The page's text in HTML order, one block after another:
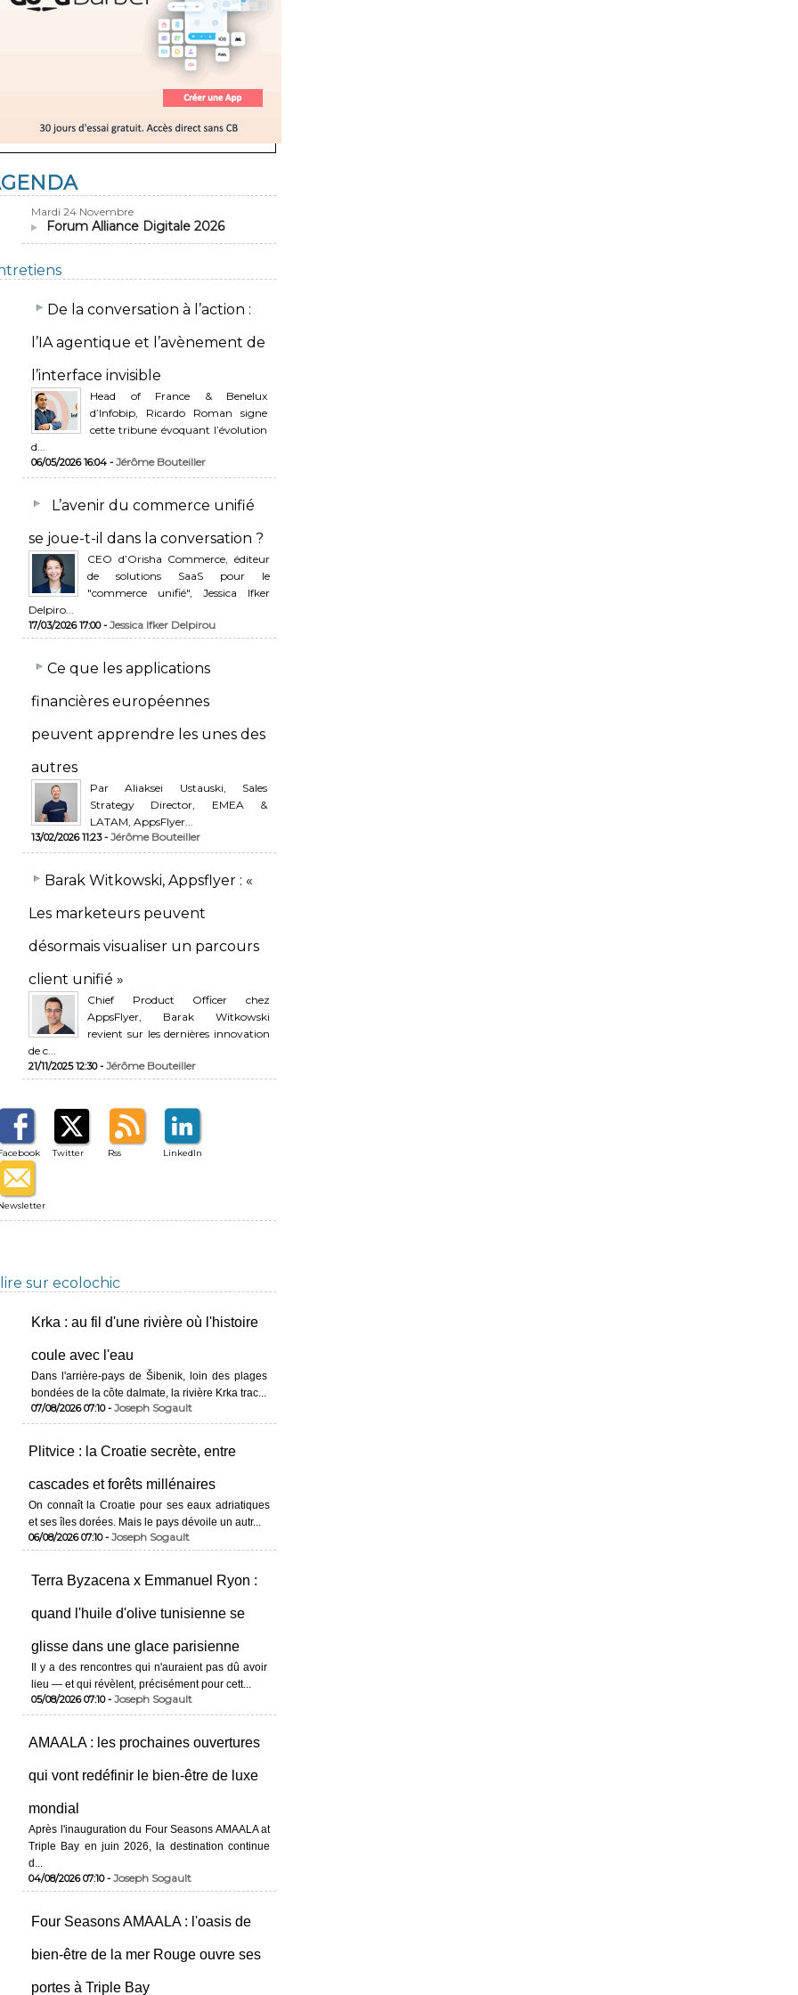
Mardi 24 Novembre
Forum Alliance Digitale 2026
​De la conversation à l’action :
l’IA agentique et l’avènement de
l’interface invisible
Head of France & Benelux
d’Infobip, Ricardo Roman signe
cette tribune évoquant l’évolution
d...
06/05/2026 16:04 - Jérôme Bouteiller
L’avenir du commerce unifié
se joue-t-il dans la conversation ?
CEO d’Orisha Commerce, éditeur
de solutions SaaS pour le
"commerce unifié", Jessica Ifker
Delpiro...
17/03/2026 17:00 - Jessica Ifker Delpirou
​Ce que les applications
financières européennes
peuvent apprendre les unes des
autres
Par Aliaksei Ustauski, Sales
Strategy Director, EMEA &
LATAM, AppsFlyer...
13/02/2026 11:23 - Jérôme Bouteiller
​Barak Witkowski, Appsflyer : «
Les marketeurs peuvent
désormais visualiser un parcours
client unifié »
Chief Product Officer chez
AppsFlyer, ​Barak Witkowski
revient sur les dernières innovation
de c...
21/11/2025 12:30 - Jérôme Bouteiller
Twitter Rss LinkedIn
sur ecolochic
Krka : au fil d'une rivière où l'histoire
coule avec l'eau
Dans l'arrière-pays de Šibenik, loin des plages
bondées de la côte dalmate, la rivière Krka trac...
07/08/2026 07:10 - Joseph Sogault
Plitvice : la Croatie secrète, entre
cascades et forêts millénaires
On connaît la Croatie pour ses eaux adriatiques
et ses îles dorées. Mais le pays dévoile un autr...
06/08/2026 07:10 - Joseph Sogault
Terra Byzacena x Emmanuel Ryon :
quand l'huile d'olive tunisienne se
glisse dans une glace parisienne
Il y a des rencontres qui n'auraient pas dû avoir
lieu — et qui révèlent, précisément pour cett...
05/08/2026 07:10 - Joseph Sogault
AMAALA : les prochaines ouvertures
qui vont redéfinir le bien-être de luxe
mondial
Après l'inauguration du Four Seasons AMAALA at
Triple Bay en juin 2026, la destination continue
d...
04/08/2026 07:10 - Joseph Sogault
Four Seasons AMAALA : l'oasis de
bien-être de la mer Rouge ouvre ses
portes à Triple Bay